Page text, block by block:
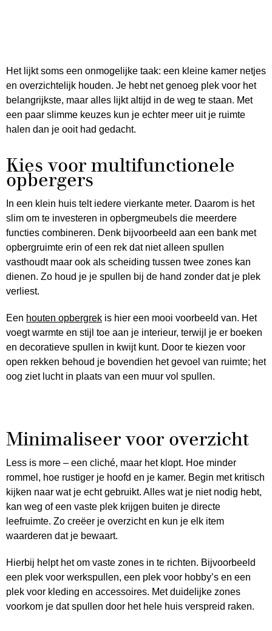
Het lijkt soms een onmogelijke taak: een kleine kamer netjes
en overzichtelijk houden. Je hebt net genoeg plek voor het
belangrijkste, maar alles lijkt altijd in de weg te staan. Met
een paar slimme keuzes kun je echter meer uit je ruimte
halen dan je ooit had gedacht.
Kies voor multifunctionele
opbergers
In een klein huis telt iedere vierkante meter. Daarom is het
slim om te investeren in opbergmeubels die meerdere
functies combineren. Denk bijvoorbeeld aan een bank met
opbergruimte erin of een rek dat niet alleen spullen
vasthoudt maar ook als scheiding tussen twee zones kan
dienen. Zo houd je je spullen bij de hand zonder dat je plek
verliest.
Een houten opbergrek is hier een mooi voorbeeld van. Het
voegt warmte en stijl toe aan je interieur, terwijl je er boeken
en decoratieve spullen in kwijt kunt. Door te kiezen voor
open rekken behoud je bovendien het gevoel van ruimte; het
oog ziet lucht in plaats van een muur vol spullen.
Minimaliseer voor overzicht
Less is more – een cliché, maar het klopt. Hoe minder
rommel, hoe rustiger je hoofd en je kamer. Begin met kritisch
kijken naar wat je echt gebruikt. Alles wat je niet nodig hebt,
kan weg of een vaste plek krijgen buiten je directe
leefruimte. Zo creëer je overzicht en kun je elk item
waarderen dat je bewaart.
Hierbij helpt het om vaste zones in te richten. Bijvoorbeeld
een plek voor werkspullen, een plek voor hobby’s en een
plek voor kleding en accessoires. Met duidelijke zones
voorkom je dat spullen door het hele huis verspreid raken.